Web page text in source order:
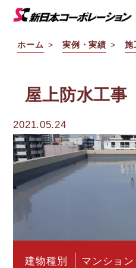
ホーム 実例・実績 施
屋上防水工事
2021.05.24
建物種別
マンション